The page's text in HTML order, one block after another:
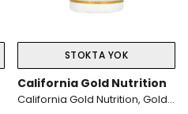
STOKTA YOK
California Gold Nutrition
California Gold Nutrition, Gold C, USP Grade Vitamin C, 1,000 mg, 60 Veggie Kapsül